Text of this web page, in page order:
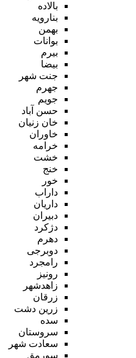
بالاده
بنارویه
بهمن
بوانات
بیرم
بیضا
جنت شهر
جهرم
جویم
حسن آباد
خان زنیان
خاوران
خرامه
خشت
خنج
خور
داراب
داریان
دبیران
دژکرد
دهرم
دوبرجی
رامجرد
رونیز
زاهدشهر
زرقان
زرین دشت
سده
سروستان
سعادت شهر
سورمق